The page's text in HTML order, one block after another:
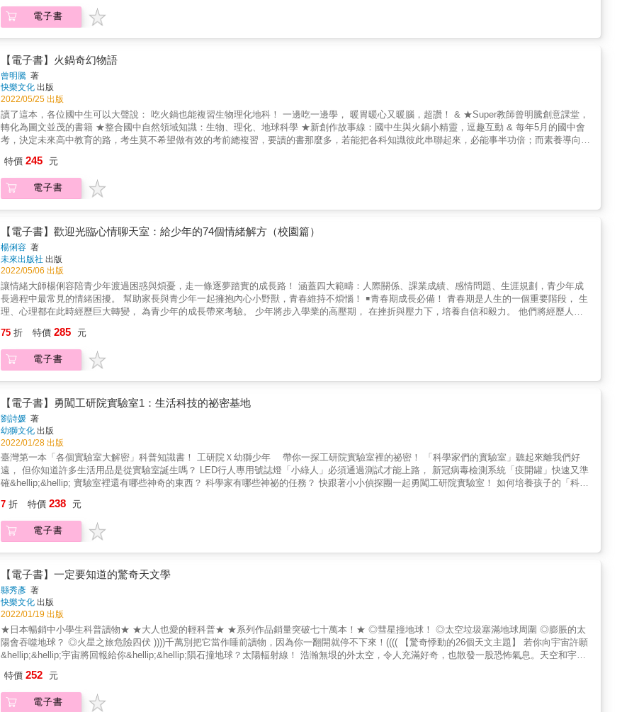
正確的金錢觀念，並引導孩子如何開始儲蓄計畫、在銀行中投資並創造未來的財富。 & 運用可愛的腳色「財富超人組：超會算先生和超會賺小
姐」，以有趣的圖文指南向孩子清楚解釋投資的概念，包括股票和債券、風險和報酬等等觀念，並了解如何分散投資組合，以促進資金的增長。 &
色 ●108課綱金融素養：讓孩子認識金錢，懂得儲蓄與投資，學習評估風險。 ●實際投資經典案例：從著名的投資者和歷史事件中，培養金錢判
電子書
【電子書】火鍋奇幻物語
曾明騰 著
快樂文化 出版
2022/05/25 出版
讀了這本，各位國中生可以大聲說： 吃火鍋也能複習生物理化地科！ 一邊吃一邊學， 暖胃暖心又暖腦，超讚！ & ★Super教師曾明騰創意課堂，
轉化為圖文並茂的書籍 ★整合國中自然領域知識：生物、理化、地球科學 ★新創作故事線：國中生與火鍋小精靈，逗趣互動 & 每年5月的國中會
考，決定未來高中教育的路，考生莫不希望做有效的考前總複習，要讀的書那麼多，若能把各科知識彼此串聯起來，必能事半功倍；而素養導向題
烹煮、食用三階段，上一堂生活化又深刻難忘的自然課；跟著青春洋溢的主角，一同燃起熱血、奮發用功吧！ & 【故事簡介】 阿明和小晴是國三
學生，他們是從小一起長大的青梅竹馬，平常一起K書，也一起吃喝玩耍。 如今正逢升學考試的最後衝刺階段，他們有點煩惱、有些緊張。在一次
約定一起煮火鍋時，意外喚醒隱身在人類世界裡的精靈一族，期間限定陪著兩位少年少女複習國中自然科知識。 & 本書特色 ●故事連結知識 篇章
精華 課堂故事之後，補充更多與該主題相關的學校課程內容，整理為條列式文字，並可運用版面空間做筆記、統整自己的學習重點。 ●自我挑戰
特價 245 元
電子書
【電子書】歡迎光臨心情聊天室：給少年的74個情緒解方（校園篇）
楊俐容 著
未來出版社 出版
2022/05/06 出版
讓情緒大師楊俐容陪青少年渡過困惑與煩憂，走一條逐夢踏實的成長路！ 涵蓋四大範疇：人際關係、課業成績、感情問題、生涯規劃，青少年成
長過程中最常見的情緒困擾。 幫助家長與青少年一起擁抱內心小野獸，青春維持不煩惱！ ￭青春期成長必備！ 青春期是人生的一個重要階段， 生
理、心理都在此時經歷巨大轉變， 為青少年的成長帶來考驗。 少年將步入學業的高壓期， 在挫折與壓力下，培養自信和毅力。 他們將經歷人際
校園青春故事， 情緒大師量身打造74套專業的解決方案， 引導青少年正向面對挫折、 磨練分析問題的能力。 ￭家有青少年的父母必備！ 納悶以
前的乖孩子去了哪裡？ 為什麼孩子進入青春期後，時不時就火山爆發？ 孩子的情緒困擾，也正是父母的教養難題， 這些教養問題，是否總是引爆
親子衝突，讓你傷腦筋﹕ 孩子在學校受到交不到朋友，變得越來越不想去學校； 希望孩子更專注在學習，卻引起親子爭執； 年紀小卻已經交了男
能為我們開啟視野，帶來不同的體驗。少年將從書中學習敞開心胸接納不同的朋友，鍛鍊成熟的人際能力，是成長過程中重要的事情。 難題二、
課業成績壓力大 學習就像馬拉松，是一輩子的事情。盡管課業並不輕鬆，但經得起挫折和考驗，可以積累自信和毅力。練習把目標放遠，眼光集
中在自己的努力和進步，學習之路將會充滿樂趣。 難題三、青春期的感情問題 感情問題常常困擾著青春少年，不敢跟家長、老師講，又無法自己
解決。楊俐容老師就像朋友，包容、同理、引導青少年，了解友誼就像一道彩虹，有普通朋友、好朋友、喜歡的對象，也有親密的伴侶......。只要
對自己有信心、對別人付出關懷、不傷害別人，無論成敗結果如何，都是青春期最甜美的回憶！ 難題四、面對未來好迷網 青春期的孩子對未來的
職涯還在摸索階段，充滿迷惘。藉由書中青少年的故事，引導孩子認識自己、了解外在世界，並努力培養專長、適時發揮優點，充實生活體驗，慢
慢勾勒未來的藍圖。 ＊閱讀年齡：9歲以上 &
75 折 特價 285 元
電子書
【電子書】勇闖工研院實驗室1：生活科技的祕密基地
劉詩媛 著
幼獅文化 出版
2022/01/28 出版
臺灣第一本「各個實驗室大解密」科普知識書！ 工研院Ｘ幼獅少年 帶你一探工研院實驗室裡的祕密！ 「科學家們的實驗室」聽起來離我們好
遠， 但你知道許多生活用品是從實驗室誕生嗎？ LED行人專用號誌燈「小綠人」必須通過測試才能上路， 新冠病毒檢測系統「疫開罐」快速又準
確&hellip;&hellip; 實驗室裡還有哪些神奇的東西？ 科學家有哪些神祕的任務？ 快跟著小小偵探團一起勇闖工研院實驗室！ 如何培養孩子的「科技
要的是，培養科學思維與科技素養。 《勇闖工研院實驗室》帶領大家揭開工研院實驗室的神祕面紗，一探第一線實驗室的真面目，透過這個難得
體驗，讓小讀者們藉由科普閱讀，培養科學思維與科技素養，同時了解臺灣在生活上、產業上，都有很多領先全球的科技呢！
7 折 特價 238 元
電子書
【電子書】一定要知道的驚奇天文學
縣秀彥 著
快樂文化 出版
2022/01/19 出版
★日本暢銷中小學生科普讀物★ ★大人也愛的輕科普★ ★系列作品銷量突破七十萬本！★ ◎彗星撞地球！ ◎太空垃圾塞滿地球周圍 ◎膨脹的太
陽會吞噬地球？ ◎火星之旅危險四伏 ))))千萬別把它當作睡前讀物，因為你一翻開就停不下來！(((( 【驚奇悸動的26個天文主題】 若你向宇宙許願
&hellip;&hellip;宇宙將回報給你&hellip;&hellip;隕石撞地球？太陽輻射線！ 浩瀚無垠的外太空，令人充滿好奇，也散發一股恐怖氣息。天空和宇宙
變成黑夜，在古代是讓人多麼害怕的事啊！而即使是科技進步的現在，也仍不了解宇宙中的暗物質、暗能量，會引領宇宙走向何種命運
&hellip;&hellip;本書站在科學的立場，幫助讀者享受這個染上恐怖氣氛、緊張刺激的天文世界。 【精采主題搶先看】 ●地球防衛軍的使命● 目前國
際之間正協力監測有可能撞擊地球的小行星、彗星等近地天體，若是像彗星或小行星這樣的小天體，只要是在距離地球很遙遠的位置就已發現它，
特價 252 元
電子書